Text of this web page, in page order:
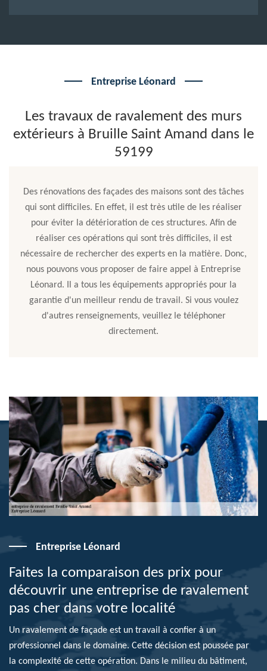
Entreprise Léonard
Les travaux de ravalement des murs
extérieurs à Bruille Saint Amand dans le
59199
Des rénovations des façades des maisons sont des tâches
qui sont difficiles. En effet, il est très utile de les réaliser
pour éviter la détérioration de ces structures. Afin de
réaliser ces opérations qui sont très difficiles, il est
nécessaire de rechercher des experts en la matière. Donc,
nous pouvons vous proposer de faire appel à Entreprise
Léonard. Il a tous les équipements appropriés pour la
garantie d'un meilleur rendu de travail. Si vous voulez
d'autres renseignements, veuillez le téléphoner
directement.
Entreprise Léonard
Faites la comparaison des prix pour
découvrir une entreprise de ravalement
pas cher dans votre localité
Un ravalement de façade est un travail à confier à un
professionnel dans le domaine. Cette décision est poussée par
la complexité de cette opération. Dans le milieu du bâtiment,